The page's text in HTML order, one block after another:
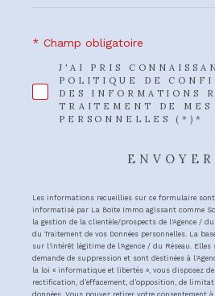
J'AI PRIS
POLITIQUE DE
DES INFORMATIONS
TRAITEMENT DE MES
PERSONNELLES (*)*
* Champ obligatoire
ENVOYER
Les informations recueillies sur ce formulaire
informatisé par La Boite Immo agissant comme
la gestion de la clientèle/prospects de l'Agence /
du Traitement de vos Données personnelles. La
sur l'intérêt légitime de l'Agence / du Réseau. Elles
demande de suppression et sont destinées à
la loi « informatique et libertés », vous disposez
rectification, d’effacement, d’opposition, de
données. Vous pouvez retirer votre consentement